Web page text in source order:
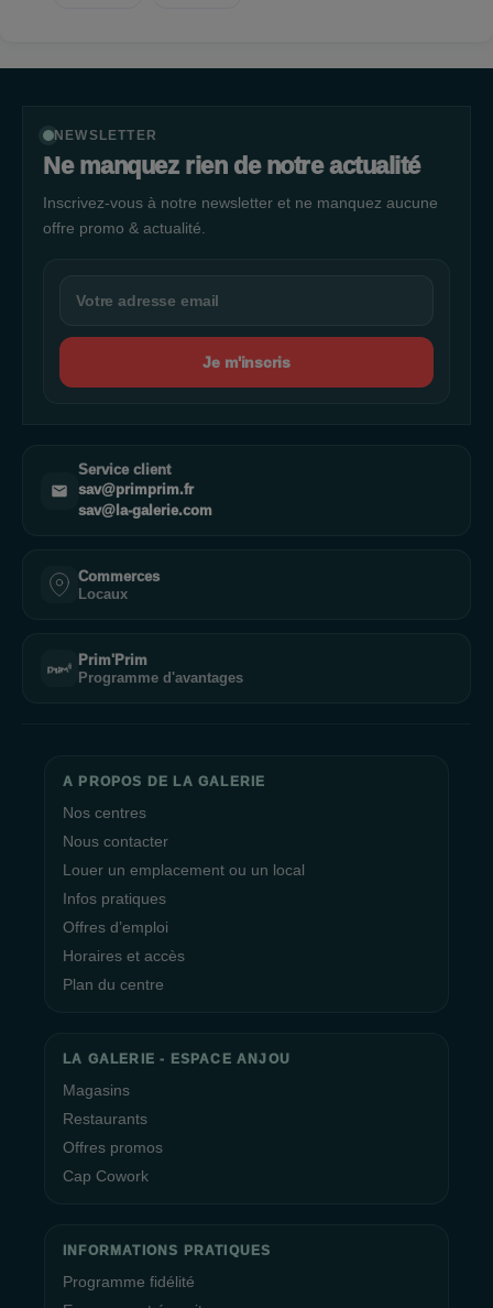
NEWSLETTER
Ne manquez rien de notre actualité
Inscrivez-vous à notre newsletter et ne manquez aucune
offre promo & actualité.
Je m'inscris
Service client
sav@primprim.fr
sav@la-galerie.com
Commerces
Locaux
Prim'Prim
Programme d'avantages
A PROPOS DE LA GALERIE
Nos centres
Nous contacter
Louer un emplacement ou un local
Infos pratiques
Offres d’emploi
Horaires et accès
Plan du centre
LA GALERIE - ESPACE ANJOU
Magasins
Restaurants
Offres promos
Cap Cowork
INFORMATIONS PRATIQUES
Programme fidélité